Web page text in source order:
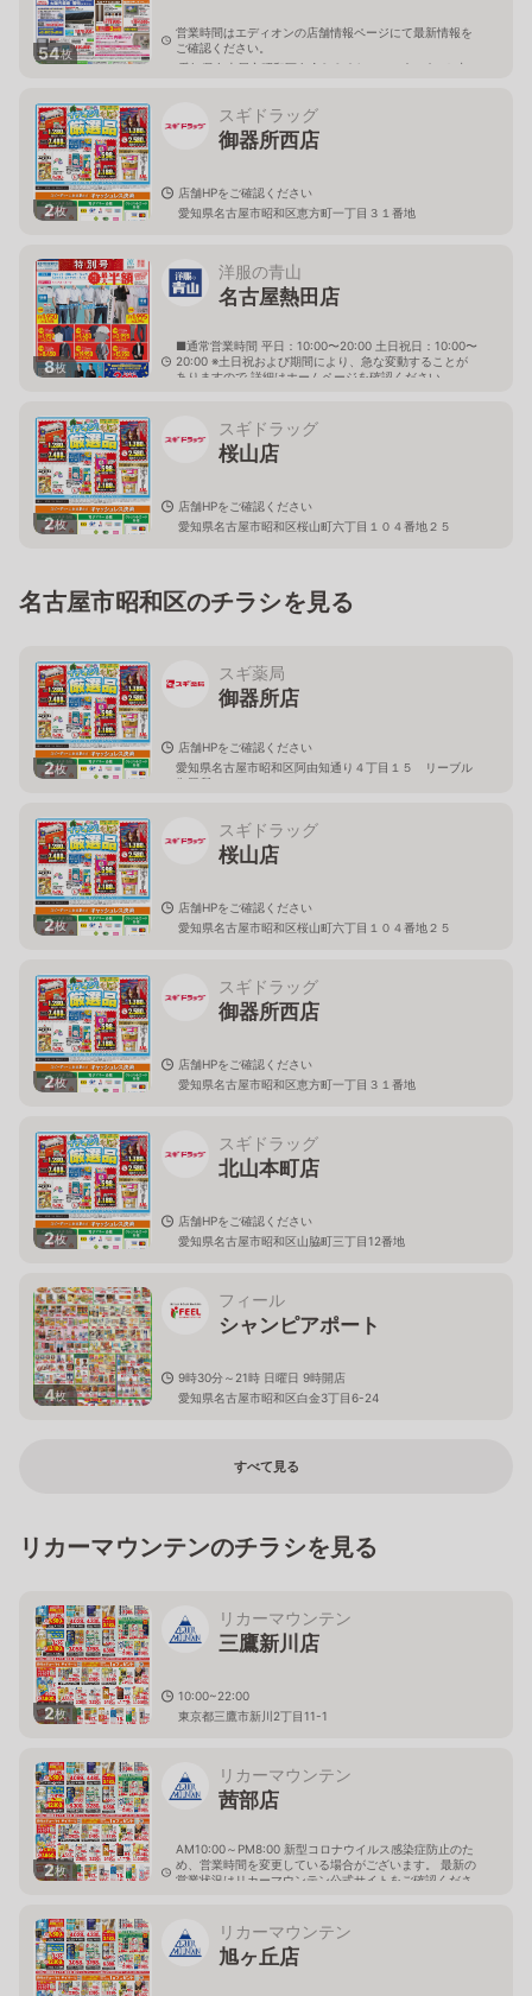
54枚
営業時間はエディオンの店舗情報ページにて最新情報を
ご確認ください。
愛知県名古屋市昭和区白金3-6-24シャンピアポート内
2枚
スギドラッグ
御器所西店
店舗HPをご確認ください
愛知県名古屋市昭和区恵方町一丁目３１番地
8枚
洋服の青山
名古屋熱田店
■通常営業時間 平日：10:00〜20:00 土日祝日：10:00〜
20:00 ※土日祝および期間により、急な変動することが
ありますので 詳細はホームページを確認ください
2枚
スギドラッグ
桜山店
店舗HPをご確認ください
愛知県名古屋市昭和区桜山町六丁目１０４番地２５
名古屋市昭和区のチラシを見る
2枚
スギ薬局
御器所店
店舗HPをご確認ください
愛知県名古屋市昭和区阿由知通り４丁目１５ リーブル
御器所１Ｆ
2枚
スギドラッグ
桜山店
店舗HPをご確認ください
愛知県名古屋市昭和区桜山町六丁目１０４番地２５
2枚
スギドラッグ
御器所西店
店舗HPをご確認ください
愛知県名古屋市昭和区恵方町一丁目３１番地
2枚
スギドラッグ
北山本町店
店舗HPをご確認ください
愛知県名古屋市昭和区山脇町三丁目12番地
4枚
フィール
シャンピアポート
9時30分～21時 日曜日 9時開店
愛知県名古屋市昭和区白金3丁目6-24
すべて見る
リカーマウンテンのチラシを見る
2枚
リカーマウンテン
三鷹新川店
10:00~22:00
東京都三鷹市新川2丁目11-1
2枚
リカーマウンテン
茜部店
AM10:00～PM8:00 新型コロナウイルス感染症防止のた
め、営業時間を変更している場合がございます。 最新の
営業状況はリカーマウンテン公式サイトをご確認くださ
リカーマウンテン
旭ヶ丘店